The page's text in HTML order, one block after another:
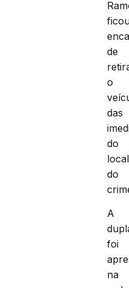
de
o
das
do
local
do
A
foi
na